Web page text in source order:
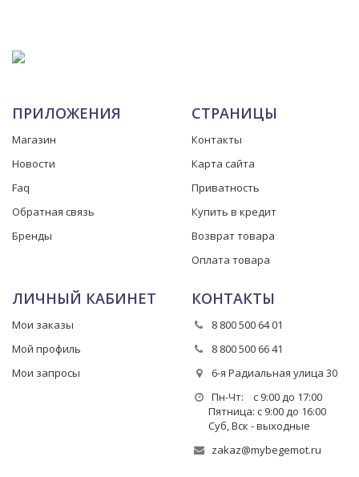
ПРИЛОЖЕНИЯ
Магазин
Новости
Faq
Обратная связь
Бренды
СТРАНИЦЫ
Контакты
Карта сайта
Приватность
Купить в кредит
Возврат товара
Оплата товара
ЛИЧНЫЙ КАБИНЕТ
Мои заказы
Мой профиль
Мои запросы
КОНТАКТЫ
8 800 500 64 01
8 800 500 66 41
6-я Радиальная улица 30
Пн-Чт: с 9:00 до 17:00
Пятница: с 9:00 до 16:00
Суб, Вск - выходные
zakaz@mybegemot.ru